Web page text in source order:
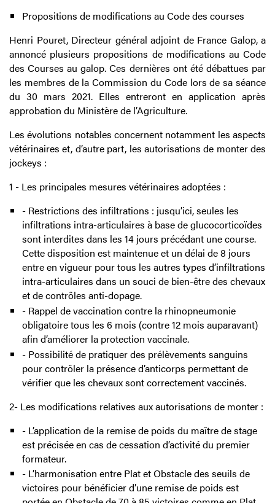
Propositions de modifications au Code des courses
Henri Pouret, Directeur général adjoint de France Galop, a
annoncé plusieurs propositions de modifications au Code
des Courses au galop. Ces dernières ont été débattues par
les membres de la Commission du Code lors de sa séance
du 30 mars 2021. Elles entreront en application après
approbation du Ministère de l’Agriculture.
Les évolutions notables concernent notamment les aspects
vétérinaires et, d’autre part, les autorisations de monter des
jockeys :
1 - Les principales mesures vétérinaires adoptées :
- Restrictions des infiltrations : jusqu’ici, seules les
infiltrations intra-articulaires à base de glucocorticoïdes
sont interdites dans les 14 jours précédant une course.
Cette disposition est maintenue et un délai de 8 jours
entre en vigueur pour tous les autres types d’infiltrations
intra-articulaires dans un souci de bien-être des chevaux
et de contrôles anti-dopage.
- Rappel de vaccination contre la rhinopneumonie
obligatoire tous les 6 mois (contre 12 mois auparavant)
afin d’améliorer la protection vaccinale.
- Possibilité de pratiquer des prélèvements sanguins
pour contrôler la présence d’anticorps permettant de
vérifier que les chevaux sont correctement vaccinés.
2- Les modifications relatives aux autorisations de monter :
- L’application de la remise de poids du maître de stage
est précisée en cas de cessation d’activité du premier
formateur.
- L’harmonisation entre Plat et Obstacle des seuils de
victoires pour bénéficier d’une remise de poids est